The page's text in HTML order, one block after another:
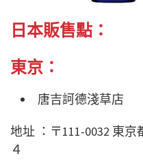
日本販售點：
東京：
唐吉訶德淺草店
地址 ：〒111-0032 東
４